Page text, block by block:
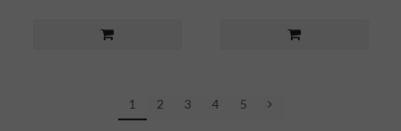
1 2 3 4 5